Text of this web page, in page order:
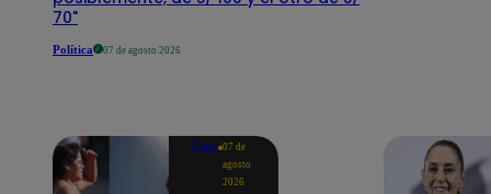
70"
Política 07 de agosto 2026
Lima 07 de
agosto
2026